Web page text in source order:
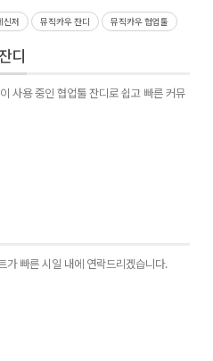
신저 뮤직카우 잔디 뮤직카우 협업툴
디
사용 중인 협업툴 잔디로 쉽고 빠른 커뮤
가 빠른 시일 내에 연락드리겠습니다.